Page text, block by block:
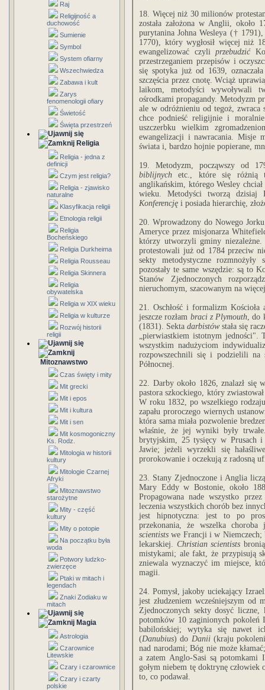
Raj
Religijność a
duchowość
Sumienie
Symbol
System ofiarny
Wszechwiedza
Zabawa i kult
Zarys
fenomenologii ofiary
Świetość
Święta przestrzeń
Religia
Religia - jedna z
definicji
Czym jest religia?
Religia - zjawisko
naturalne
Klasyfikacja religii
Etnologia religii
Religia
Bocheńskiego
Religia Durkheima
Religia Rousseau
Religia Skinnera
Religia
obywatelska
Religia w XIX wieku
Religia w kulturze
Rozwój historii
religii
Mitoznawstwo
Czas święty i mity
Mit grecki
Mit i epos
Mit i kultura
Mit i sen
Mit kosmogoniczny
Ks. Rodz.
Mitologia w historii
kultury
Mitologie Czarnej
Afryki
Mitoznawstwo
starożytne
Mity - część
kultury
Mity o potopie
Na początku była
woda
Potwory ludzko-
zwierzęce
Ptaki w mitach i
legendach
Znaki Zodiaku w
mitach
Magia
Astrologia
Czarownice
Litewskie
Czary i czarownice
Czary i czarty
polskie
18. Więcej niż 30 milionów
została założona w Anglii, około
purytanina Johna Wesleya (†
1770), który wygłosił więcej niż
ewangelizować czyliprzebudzić
przestrzeganiem przepisów i
się spotyka już od 1639,
szczęścia przez cnotę. Wciąż
laikom, metodyści wywoływali
ośrodkami propagandy. Metodyzm
ale w odróżnieniu od tegoż,
chce podnieść religijnie i
uszczerbku wielkim
ewangelizacji i nawracania. Misje
świata i, bardzo hojnie popierane,
19. Metodyzm, począwszy od
biblijnych etc., które się różnią
anglikańskim, którego Wesley
wieku. Metodyści tworzą dzisiaj
Konferencję i posiada hierarchię,
20. Wprowadzony do Nowego
Ameryce przez misjonarza
którzy utworzyli gminy niezależne.
protestowali już od 1784 przeciw
sekty metodystyczne
pozostały te same wszędzie: są to
Stanów Zjednoczonych
nieruchomym, szacowanym na
21. Oschłość i formalizm
jeszcze rozłam braci z Plymouth, do
(1831). Sekta darbistówstała się
„pierwiastkiem istotnym jedności".
wszystkim nadużyciom
rozpowszechnili się i podzielili
Północnej.
22. Darby około 1826, znalazł
pastora szkockiego, który
W roku 1832, po wszelkiego rodzaju
zapału proroczego wiernych
która sama miała pozwolenie
właśnie, że jej wyniki były
brytyjskim, 25 tysięcy w Prusach
Jawie; jeżeli wyrzekli się
prorokowanie i oczekują z radosną
23. Stany Zjednoczone i Anglia
Mary Eddy w Bostonie, około
Propagowana nade wszystko
leczenia wszystkich chorób bez
jest hipnotyczna: jest to po
przekonania, że wszelka
scientists we Francji i w
lekarskiej. Christian scientists
mistykami; ale fakt, że przypisują
zniewala wyznaczyć im miejsce,
magii.
24. Pomysł, jakoby uciekający
jest złudzeniem wcześniejszym
Zjednoczonych sekty dosyć liczne,
potomków 10 zaginionych
babilońskiej; wytyka się nawet
(Danubius) do Danii(kraju
nad narodami; Bóg nie może
a zatem Anglo-Sasi są potomkami
gołym niebem tę doktrynę
to, co podawał.